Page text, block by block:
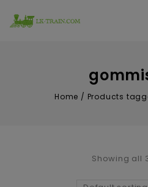
Home / Products
Showing all